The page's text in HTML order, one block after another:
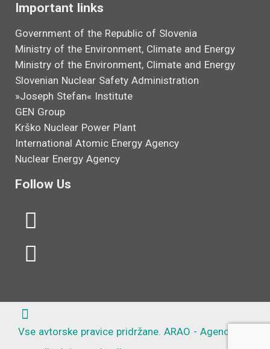
Important links
Government of the Republic of Slovenia
Ministry of the Environment, Climate and Energy
Ministry of the Environment, Climate and Energy
Slovenian Nuclear Safety Administration
»Joseph Stefan« Institute
GEN Group
Krško Nuclear Power Plant
International Atomic Energy Agency
Nuclear Energy Agency
Follow Us
L
n
e
d
Y
u
u
b
Vse avtorske pravice pridržane. ARAO - Agencija